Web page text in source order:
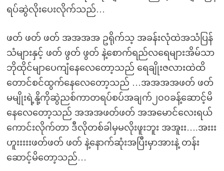
ရပ်ဆွဲလိုးပေးလိုက်သည်…
ဖတ် ဖတ် ဖတ် အအအအ ဥရိုက်သ့ အခန်းလုံထဲအသံပြန်
သံများနှင့် ဖတ် ဖွတ် ဖွတ် နဲ့စောက်ရည်လရေများအိမ်သာ
ဘိုထိုင်မျာပေကျံနေလေတော့သည် ရေချိုးဇလားထဲထိ
တောင်စင်ထွက်နေလေတော့သည် …အအအအဖတ် ဖတ်
မမျိုးရဲ့နို့ကိုဆွဲညစ်ကာတရပ်စပ်အချက်၂၀၀ခန့်ဆောင့်မိ
နေလေတော့သည် အအအဖတ်ဖတ် အအမောင်လေးရယ်
ကောင်းလိုက်တာ ဒီလိုတစ်ခါမှမလိုးဖူးဘူး အအူးး….အးးး
ဟူးးးးးဖတ်ဖတ် ဖတ် နဲ့နောက်ဆုံးအပြီးမှာအားနဲ့ တန်း
ဆောင့်မိတော့သည်…